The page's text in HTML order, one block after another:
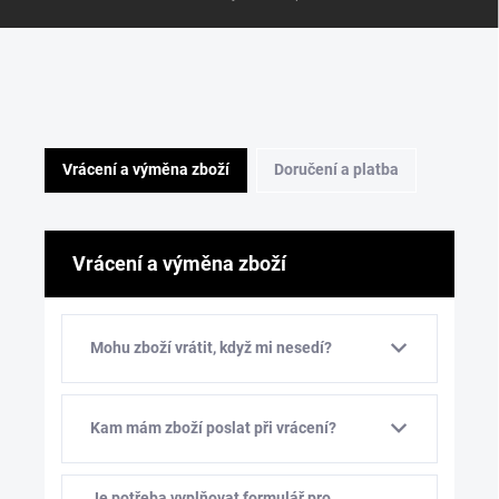
Vrácení a výměna zboží Doručení a platba
Vrácení a výměna zboží
Mohu zboží vrátit, když mi nesedí?
Kam mám zboží poslat při vrácení?